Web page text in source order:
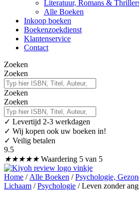
Literatuur, Romans &
Alle Boeken
Inkoop boeken
Boekenzoekdienst
Klantenservice
Contact
Zoeken
Zoeken
Zoeken
Zoeken
✓ Levertijd 2-3 werkdagen
✓ Wij kopen ook uw boeken in!
✓ Veilig betalen
9.5
★★★★★ Waardering 5 van 5
Home / Alle Boeken /Psychologie,
Lichaam /Psychologie / Leven zonder